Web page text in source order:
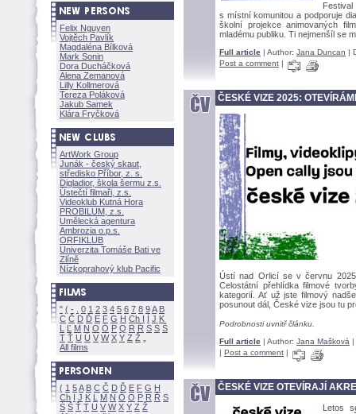
Felix Nguyen
Vojtěch Pavlík
Magdaléna Bílkov
Mark Sonin
Dora Ducháčkov
Alena Zemanov
Lilly Kollmerov
Tereza Polákov
Jakub Samek
Klára Fryčkov
ArtWork Group
Junák - český skaut,
středisko Příbor, z. s.
Digladior, škola šermu z.s.
Ústečtí filmaři, z.s.
Videoklub Kutná Hora
PROBILUM, z.s.
Umělecká agentura
Ambrozia o.p.s.
ORFIKLUB
Univerzita Tomáše Bati ve
Zlíně
Nízkoprahový klub Pacific
" ( - 0 1 2 3 4 5 6 7 8 9A B
C Č D Ď E F G H Ch I Í J K
L
Ľ M N O Ó P Q R Ř S Ś
T Ť U Ú V W X Y Z
All films
( 1 5A B C Č D Ď E F G H
Ch I J K L M N Ó O P R Ř S
Ś
Ť T U V W X Y Z
s místní komunitou a podporuje
kolní projekce animovaných
mladému publiku. Ti nejmenšíl se
Full article | Author: Jana Duncan |
Post a comment |
ČESKÉ VIZE 2025:
Ústí nad Orlicí se v červnu
Celostátní přehlídka filmové
kategorií. Ať už jste filmový
posunout dál, České vize jsou tu
Podrobnosti uvnitř článku.
Full article | Author: Jana Maškov
| Post a comment |
ČESKÉ VIZE OTEVÍRAJÍ
Letos